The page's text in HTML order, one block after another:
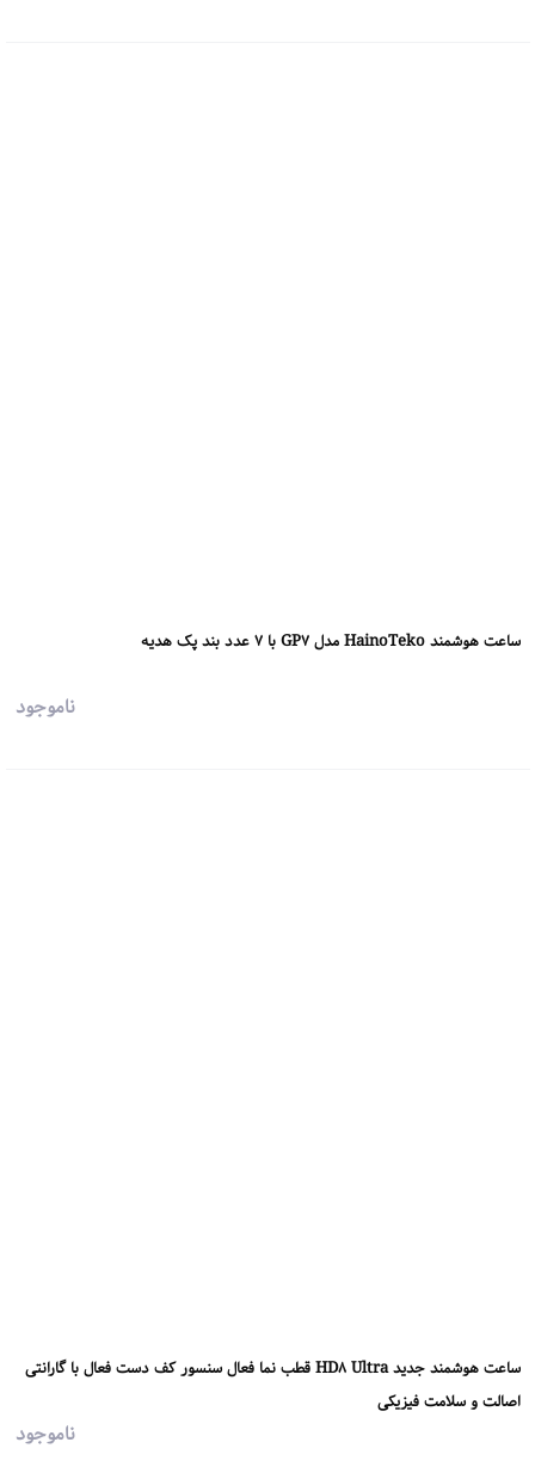
ساعت هوشمند HainoTeko مدل GP7 با 7 عدد بند پک هدیه
ناموجود
ساعت هوشمند جدید HD8 Ultra قطب نما فعال سنسور کف دست فعال با گارانتی
اصالت و سلامت فیزیکی
ناموجود